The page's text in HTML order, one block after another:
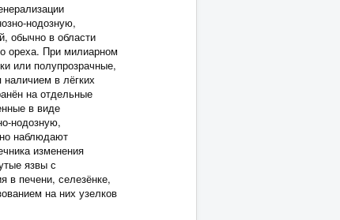
нодозную,
обычно в области
ореха. При милиарном
или полупрозрачные,
в лёгких
на отдельные
в виде
нодозную,
наблюдают
изменения
язвы с
в печени, селезёнке,
на них узелков